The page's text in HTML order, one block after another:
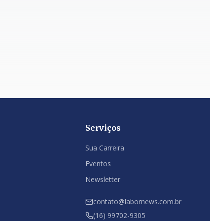
Serviços
Sua Carreira
Eventos
Newsletter
contato@labornews.com.br
(16) 99702-9305